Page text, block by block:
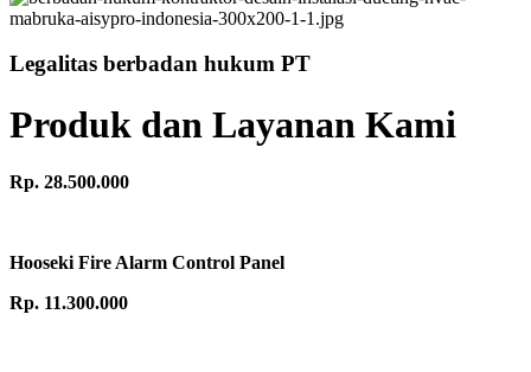
Legalitas berbadan hukum PT
Produk dan Layanan Kami
Rp. 28.500.000
Hooseki Fire Alarm Control Panel
Rp. 11.300.000